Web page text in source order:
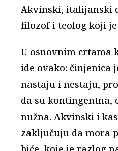
Akvinski, italijanski
filozof i teolog koji je
U osnovnim crtama
ide ovako: činjenica
nastaju i nestaju,
da su kontingentna,
nužna. Akvinski i
zaključuju da mora